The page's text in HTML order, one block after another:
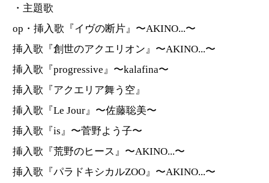
・主題歌
op・挿入歌『イヴの断片』〜AKINO...〜
挿入歌『創世のアクエリオン』〜AKINO...〜
挿入歌『progressive』〜kalafina〜
挿入歌『アクエリア舞う空』
挿入歌『Le Jour』〜佐藤聡美〜
挿入歌『is』〜菅野よう子〜
挿入歌『荒野のヒース』〜AKINO...〜
挿入歌『パラドキシカルZOO』〜AKINO...〜